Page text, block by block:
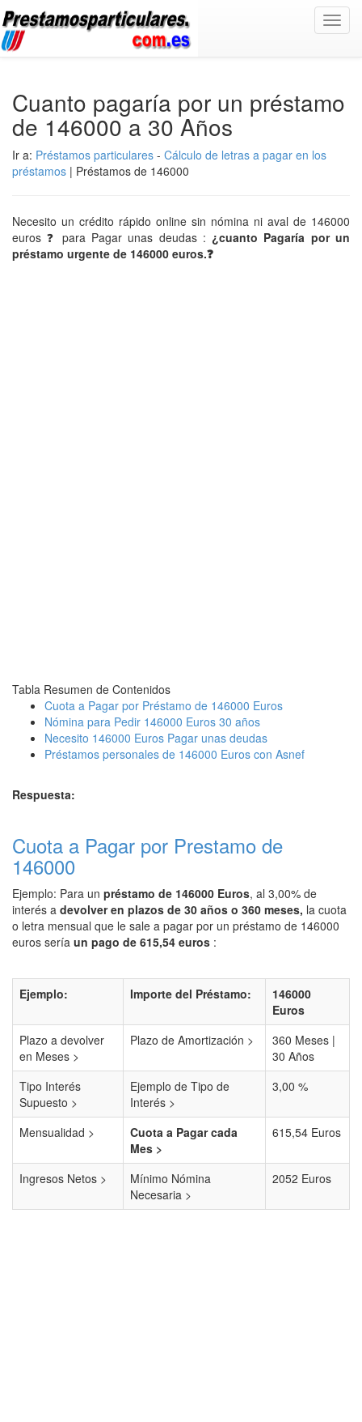
Cuanto pagaría por un préstamo
de 146000 a 30 Años
Ir a: Préstamos particulares - Cálculo de letras a pagar en los
préstamos | Préstamos de 146000
Necesito un crédito rápido online sin nómina ni aval de 146000
euros ❓ para Pagar unas deudas :¿cuanto Pagaría por un
préstamo urgente de 146000 euros.❓
Tabla Resumen de Contenidos
Cuota a Pagar por Préstamo de 146000 Euros
Nómina para Pedir 146000 Euros 30 años
Necesito 146000 Euros Pagar unas deudas
Préstamos personales de 146000 Euros con Asnef
Respuesta:
Cuota a Pagar por Prestamo de
146000
Ejemplo: Para un préstamo de 146000 Euros, al 3,00% de
interés a devolver en plazos de 30 años o 360 meses, la cuota
o letra mensual que le sale a pagar por un préstamo de 146000
euros sería un pago de 615,54 euros :
Ejemplo: Importe del Préstamo:
146000
Euros
Plazo a devolver
en Meses >
Plazo de Amortización >
360 Meses |
30 Años
Tipo Interés
Supuesto >
Ejemplo de Tipo de
Interés >
3,00 %
Mensualidad >
Cuota a Pagar cada
Mes >
615,54 Euros
Ingresos Netos >
Mínimo Nómina
Necesaria >
2052 Euros